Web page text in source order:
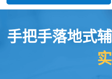
手把手落地式